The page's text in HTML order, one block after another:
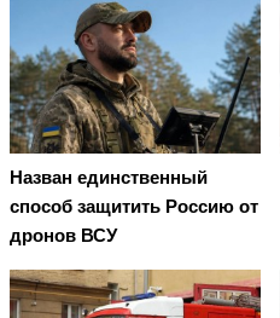
Назван единственный
способ защитить Россию от
дронов ВСУ